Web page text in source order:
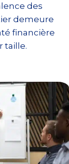
des
demeure
financière
taille.